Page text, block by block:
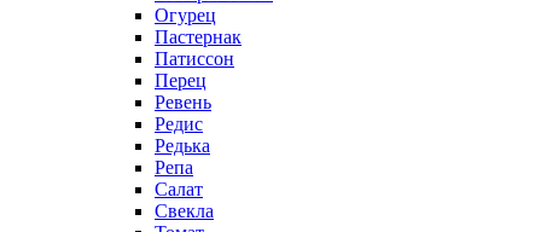
Огурец
Пастернак
Патиссон
Перец
Ревень
Редис
Редька
Репа
Салат
Свекла